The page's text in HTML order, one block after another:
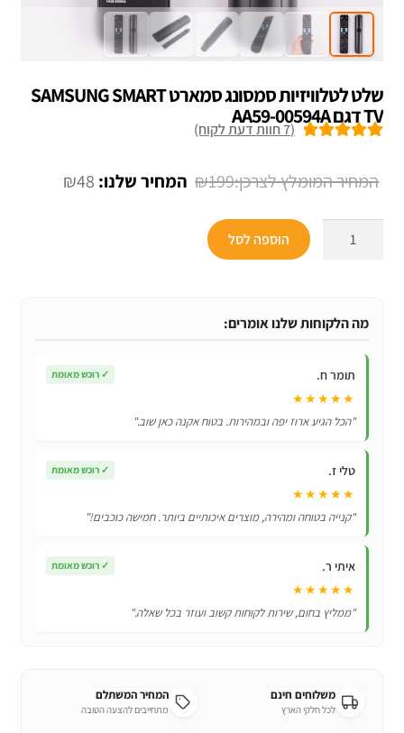
שלט לטלוויזיות סמסונג סמארט SAMSUNG SMART
TV דגם AA59-00594A
לקוחות
(
7חוות דעת לקוח)
₪199
המחיר
₪48 המחיר
סמסונג
SAMSUNG
דגם
AA59-
00594A
הוספה לסל
מה הלקוחות שלנו אומרים:
תומר ח. ✓ רוכש מאומת
★★★★★
"הכל הגיע ארוז יפה ובמהירות. בטוח אקנה כאן שוב."
טלי ז. ✓ רוכש מאומת
★★★★★
"קנייה בטוחה ומהירה, מוצרים איכותיים ביותר. חמישה כוכבים!"
איתי ר. ✓ רוכש מאומת
★★★★★
"ממליץ בחום, שירות לקוחות קשוב ועוזר בכל שאלה."
משלוחים חינם
לכל חלקי הארץ
המחיר המשתלם
מתחייבים להצעה הטובה